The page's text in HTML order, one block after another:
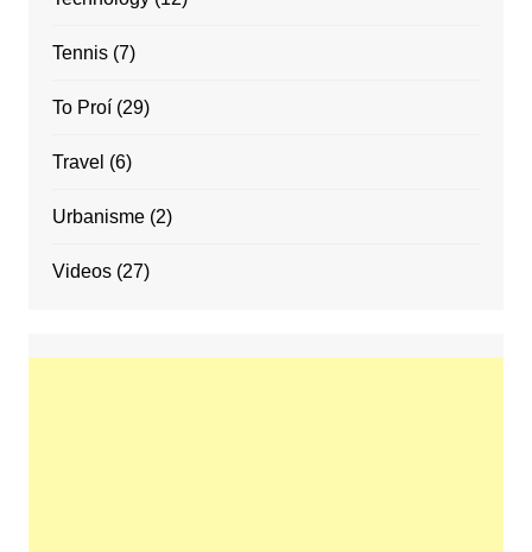
Tennis(7)
To Proí(29)
Travel (6)
Urbanisme(2)
Videos(27)